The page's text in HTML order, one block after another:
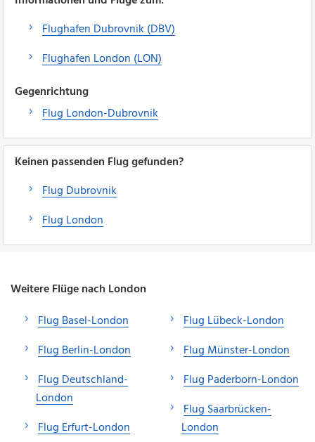
Flughafen Dubrovnik (DBV)
Flughafen London (LON)
Gegenrichtung
Flug London-Dubrovnik
Keinen passenden Flug gefunden?
Flug Dubrovnik
Flug London
Weitere Flüge nach London
Flug Basel-London
Flug Berlin-London
Flug Deutschland-
London
Flug Erfurt-London
Flug Lübeck-London
Flug Münster-London
Flug Paderborn-London
Flug Saarbrücken-
London